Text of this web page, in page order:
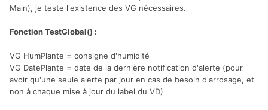
Main), je teste l'existence des VG nécessaires.
Fonction TestGlobal() :
VG HumPlante = consigne d'humidité
VG DatePlante = date de la dernière notification d'alerte (pour
avoir qu'une seule alerte par jour en cas de besoin d'arrosage, et
non à chaque mise à jour du label du VD)